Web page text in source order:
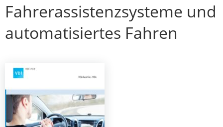
Fahrerassistenzsysteme und
automatisiertes Fahren